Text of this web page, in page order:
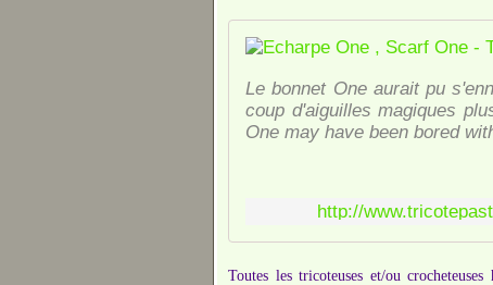
Le bonnet One aurait pu
coup d'aiguilles magiques
One may have been bored
http://
Toutes les tricoteuses et/ou